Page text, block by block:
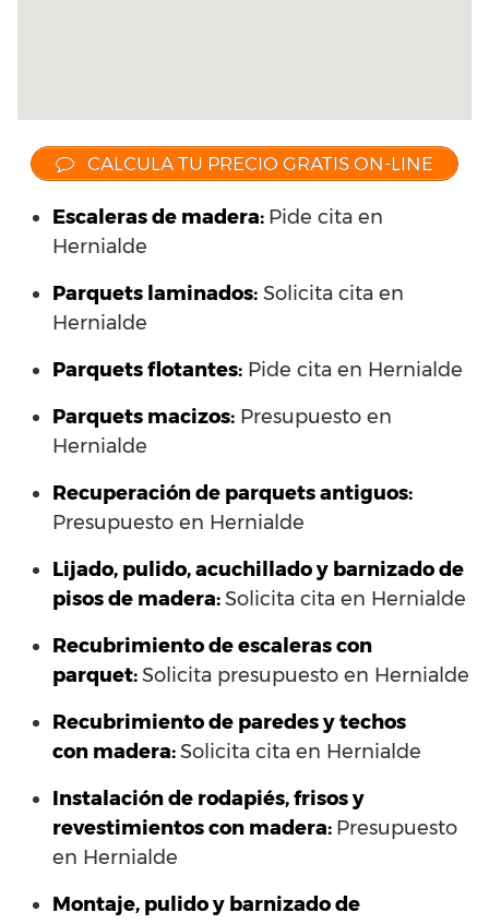
CALCULA TU PRECIO GRATIS ON-LINE
Escaleras de madera: Pide cita en
Hernialde
Parquets laminados: Solicita cita en
Hernialde
Parquets flotantes: Pide cita en Hernialde
Parquets macizos: Presupuesto en
Hernialde
Recuperación de parquets antiguos:
Presupuesto en Hernialde
Lijado, pulido, acuchillado y barnizado de
pisos de madera:Solicita cita en Hernialde
Recubrimiento de escaleras con
parquet:Solicita presupuesto en Hernialde
Recubrimiento de paredes y techos
con madera:Solicita cita en Hernialde
Instalación de rodapiés, frisos y
revestimientos con madera: Presupuesto
en Hernialde
Montaje, pulido y barnizado de